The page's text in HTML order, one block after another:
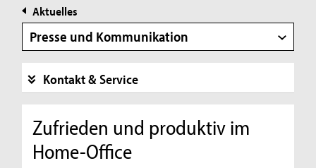
Aktuelles
Presse und Kommunikation
Kontakt & Service
Zufrieden und produktiv im
Home-Office